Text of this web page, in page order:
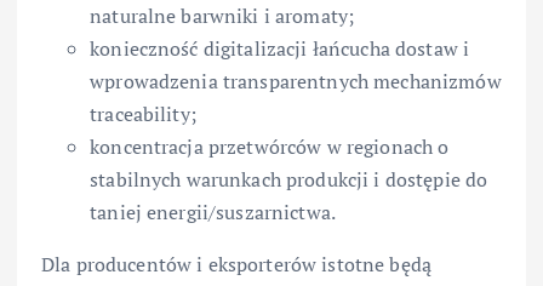
naturalne barwniki i aromaty;
konieczność digitalizacji łańcucha dostaw i
wprowadzenia transparentnych mechanizmów
traceability;
koncentracja przetwórców w regionach o
stabilnych warunkach produkcji i dostępie do
taniej energii/suszarnictwa.
Dla producentów i eksporterów istotne będą